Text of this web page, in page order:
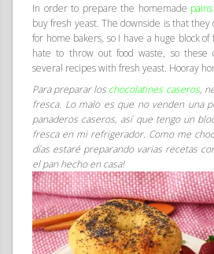
In order to prepare the homemade
buy fresh yeast. The downside is that
for home bakers, so I have a huge block
hate to throw out food waste, so
several recipes with fresh yeast. Hooray
Para preparar los chocolatines caseros,
fresca. Lo malo es que no venden una
panaderos caseros, así que tengo un
fresca en mi refrigerador. Como me
días estaré preparando varias recetas
el pan hecho en casa!